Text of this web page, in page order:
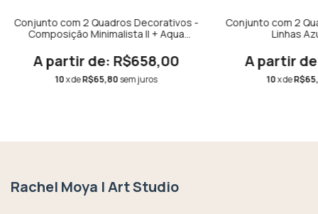
Conjunto com 2 Quadros Decorativos -
Composição Minimalista II + Aqua
R$658,00
10x deR$65,80sem juros
Conjunto com 2
Linhas
10x de
Rachel Moya | Art Studio